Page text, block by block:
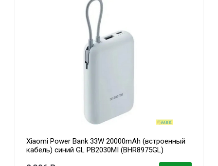
Xiaomi Power Bank 33W 20000mAh (встроенный
кабель) синий GL PB2030MI (BHR8975GL)